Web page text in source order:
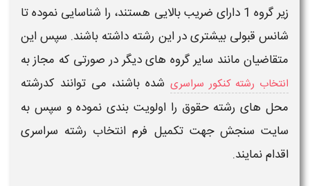
زیر گروه 1
دارای ضریب بالایی هستند، را شناسایی نموده تا
شانس قبولی بیشتری در این رشته داشته باشند. سپس این
متقاضیان مانند سایر گروه های دیگردر صورتی که مجاز به
انتخاب رشته کنکور سراسری شده باشند، می توانند کدرشته
محل های رشته حقوق را اولویت بندی نموده و سپس به
سایت سنجش جهت تکمیل فرم انتخاب رشته سراسری
اقدام نمایند.